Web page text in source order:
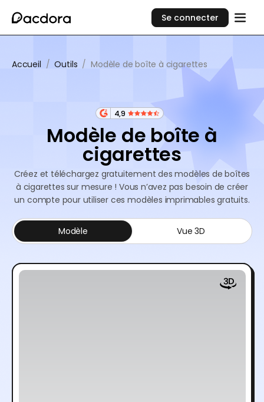
Se connecter
Accueil / Outils / Modèle de boîte à cigarettes
4,9
Modèle de boîte à
cigarettes
Créez et téléchargez gratuitement des modèles de boîtes
à cigarettes sur mesure ! Vous n’avez pas besoin de créer
un compte pour utiliser ces modèles imprimables gratuits.
Modèle Vue 3D